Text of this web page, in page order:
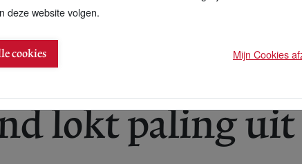
lokt paling uit
deze website volgen.
cookies Mijn Cookies